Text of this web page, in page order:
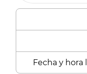
Fecha y hora